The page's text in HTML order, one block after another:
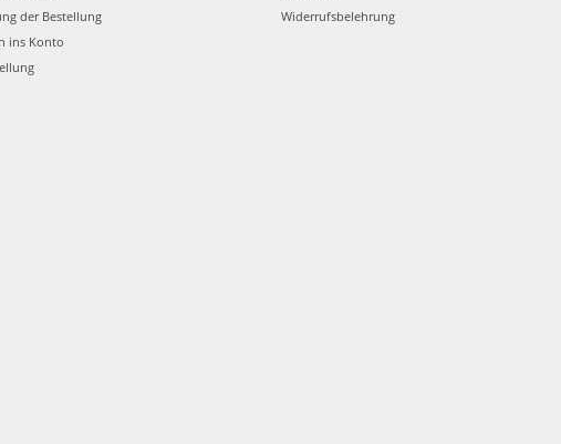
der Bestellung
ins Konto
Widerrufsbelehrung